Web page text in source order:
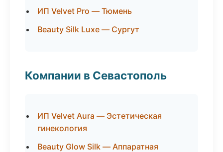
ИП Velvet Pro — Тюмень
Beauty Silk Luxe — Сургут
Компании в Севастополь
ИП Velvet Aura — Эстетическая
гинекология
Beauty Glow Silk — Аппаратная